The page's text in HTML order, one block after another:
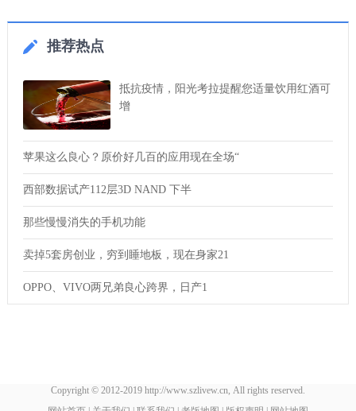
推荐热点
抵抗疫情，阳光考拉提醒您适量饮用红酒可
增
苹果这么良心？原价好几百的应用现在全场“
西部数据试产112层3D NAND 下半
那些慢慢消失的手机功能
卖掉5套房创业，穷到睡地板，现在身家21
OPPO、VIVO两兄弟良心跨界，日产1
Copyright © 2012-2019 http://www.szlivew.cn, All rights reserved.